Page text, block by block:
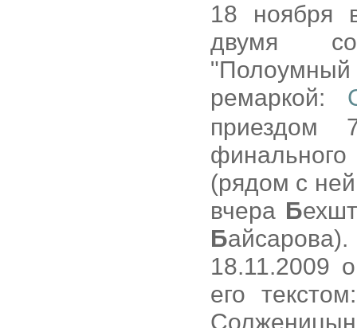
18 ноября
двумя
ремаркой:
приездом
(рядом с
вчера Б
Б
18.11.2009
его